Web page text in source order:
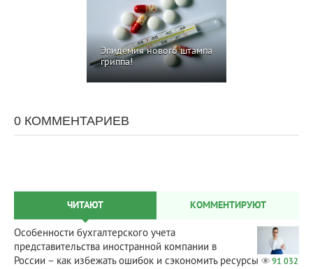
Эпидемия нового штампа
гриппа!
0 КОММЕНТАРИЕВ
ЧИТАЮТ КОММЕНТИРУЮТ
Особенности бухгалтерского учета
представительства иностранной компании в
России – как избежать ошибок и сэкономить ресурсы
91 032